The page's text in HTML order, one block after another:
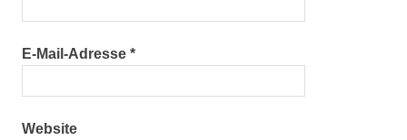
E-Mail-Adresse *
Website